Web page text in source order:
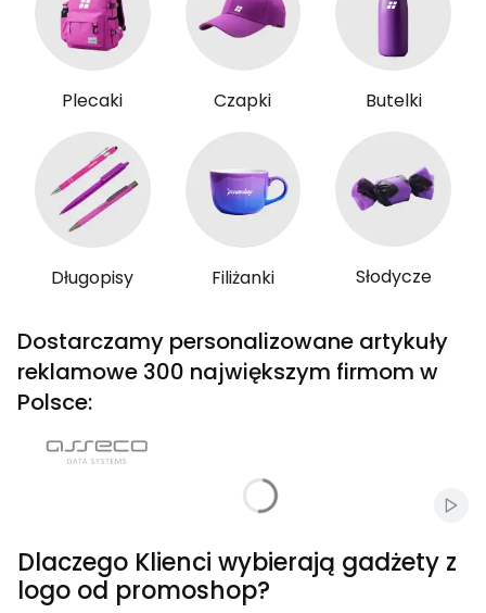
Plecaki Czapki Butelki
Długopisy Filiżanki Słodycze
Dostarczamy personalizowane artykuły
reklamowe 300 największym firmom w
Polsce:
Dlaczego Klienci wybierają gadżety z
logo od promoshop?